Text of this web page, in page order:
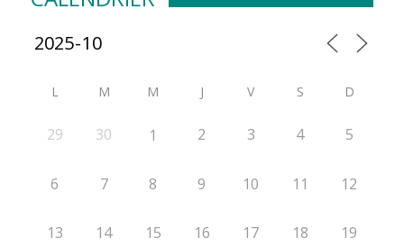
L M M J V S D
29 30 1 2 3 4 5
6 7 8 9 10 11 12
13 14 15 16 17 18 19